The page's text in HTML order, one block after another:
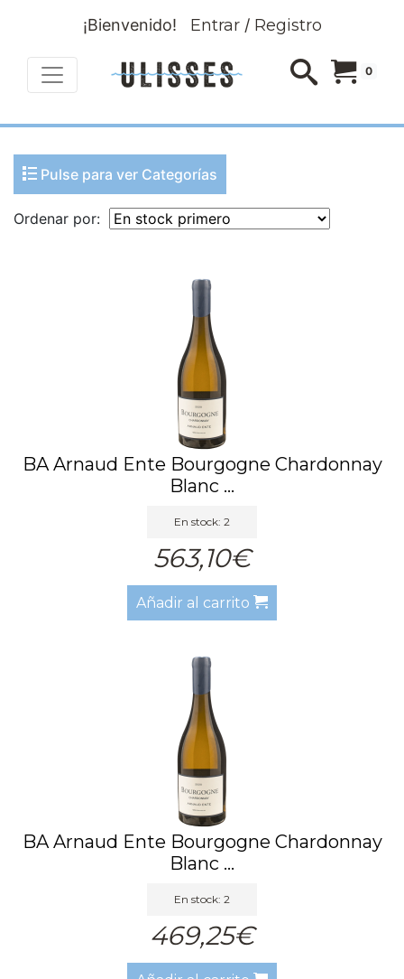
¡Bienvenido! Entrar/ Registro
0
Pulse para ver Categorías
Ordenar por:
BA Arnaud Ente Bourgogne Chardonnay
Blanc ...
En stock: 2
563,10€
Añadir al carrito
BA Arnaud Ente Bourgogne Chardonnay
Blanc ...
En stock: 2
469,25€